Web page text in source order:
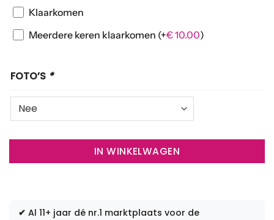
Klaarkomen
Meerdere keren klaarkomen (+€10.00)
FOTO’S *
IN WINKELWAGEN
✔ Al 11+ jaar dé nr.1 marktplaats voor de